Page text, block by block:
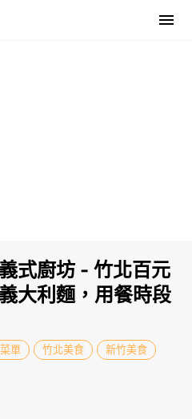
式廚坊 - 竹北百元
大利麵，用餐時段
單 竹北美食 新竹美食